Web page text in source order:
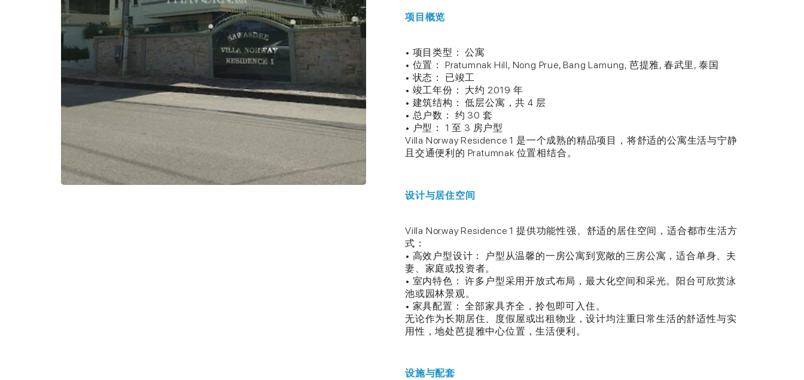
项目概览
• 项目类型： 公寓
• 位置： Pratumnak Hill, Nong Prue, Bang Lamung, 芭提雅, 春武里, 泰国
• 状态： 已竣工
• 竣工年份： 大约 2019 年
• 建筑结构： 低层公寓，共 4 层
• 总户数： 约 30 套
• 户型： 1 至 3 房户型
Villa Norway Residence 1 是一个成熟的精品项目，将舒适的公寓生活与宁静
且交通便利的 Pratumnak 位置相结合。
设计与居住空间
Villa Norway Residence 1 提供功能性强、舒适的居住空间，适合都市生活方
式：
• 高效户型设计： 户型从温馨的一房公寓到宽敞的三房公寓，适合单身、夫
妻、家庭或投资者。
• 室内特色： 许多户型采用开放式布局，最大化空间和采光。阳台可欣赏泳
池或园林景观。
• 家具配置： 全部家具齐全，拎包即可入住。
无论作为长期居住、度假屋或出租物业，设计均注重日常生活的舒适性与实
用性，地处芭提雅中心位置，生活便利。
设施与配套